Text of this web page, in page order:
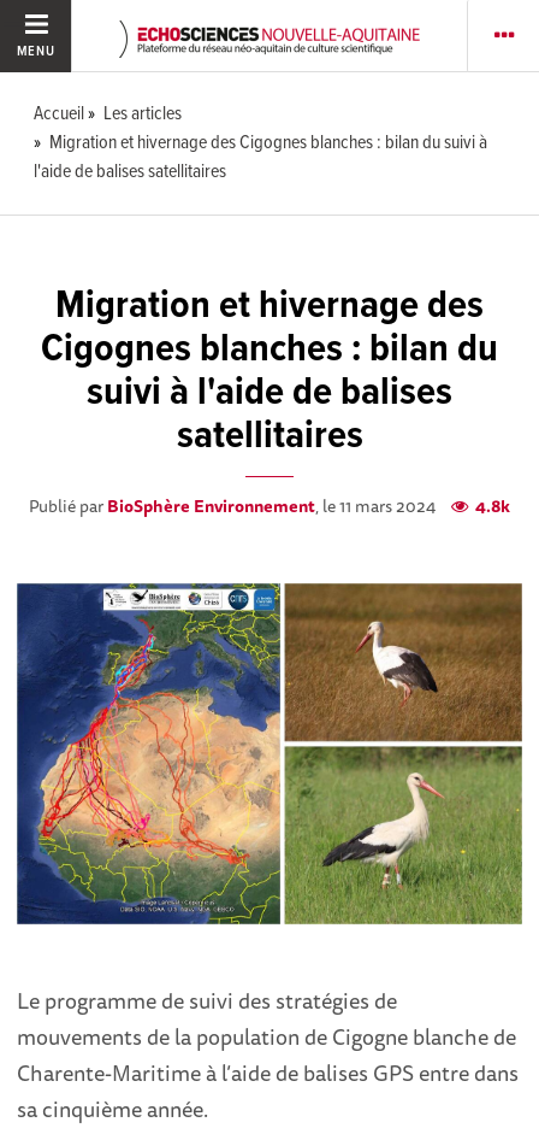
MENU
Accueil
Les articles
Migration et hivernage des Cigognes blanches : bilan du suivi à
l'aide de balises satellitaires
Migration et hivernage des
Cigognes blanches : bilan du
suivi à l'aide de balises
satellitaires
Publié parBioSphère Environnement, le 11 mars 2024 4.8k
Le programme de suivi des stratégies de
mouvements de la population de Cigogne blanche de
Charente-Maritime à l’aide de balises GPS entre dans
sa cinquième année.